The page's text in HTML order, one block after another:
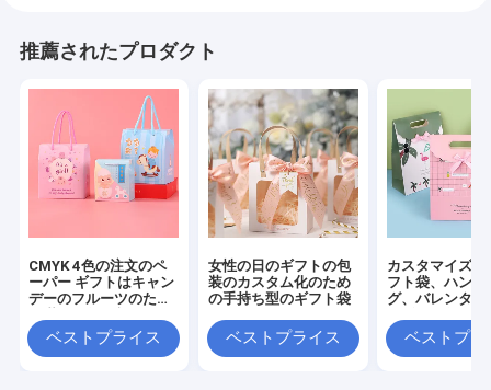
推薦されたプロダクト
CMYK 4色の注文のペ
ーパー ギフトはキャン
デーのフルーツのため
ベストプライス
女性の日のギフトの包
装のカスタム化のため
の手持ち型のギフト袋
ベストプライス
カスタマイズさ
フト袋、ハンド
グ、バレンタイ
レゼントのギフ
箱袋、男性およ
ベストプラ